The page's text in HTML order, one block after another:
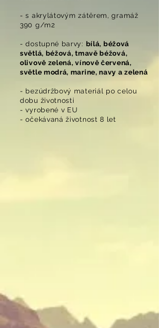
- s akrylátovým zátěrem, gramáž
390 g/m2
- dostupné barvy: bílá, béžová
světlá, béžová, tmavě béžová,
olivově zelená, vínově červená,
světle modrá, marine, navy a zelená
- bezúdržbový materiál po celou
dobu životnosti
- vyrobené v EU
- očekávaná životnost 8 let